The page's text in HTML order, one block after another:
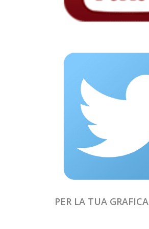
PER LA TUA GRAFICA